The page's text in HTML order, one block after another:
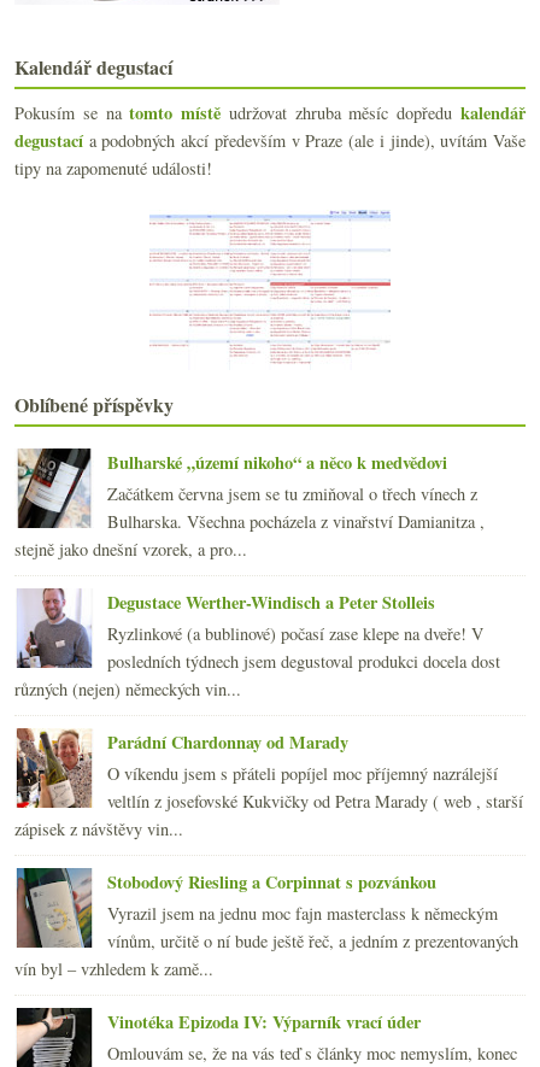
3x Barolo od Boschetti Gomba
Nestarcův Troublemaker a nový ročník Favereau
►ledna(21)
► (239)
► (239)
►2012(254)
►2010(249)
►2009(249)
►2008(270)
►2007(108)
Kalendář degustací
Pokusím se natomto místě udržovat zhruba měsíc dopředukalendář
degustacía podobných akcí především v Praze (ale i jinde), uvítám Vaše
tipy na zapomenuté události!
Oblíbené příspěvky
Bulharské „území nikoho“ a něco k medvědovi
Začátkem června jsem se tu zmiňoval o třech vínech z
Bulharska. Všechna pocházela z vinařství Damianitza ,
stejně jako dnešní vzorek, a pro...
Degustace Werther-Windisch a Peter Stolleis
Ryzlinkové (a bublinové) počasí zase klepe na dveře! V
posledních týdnech jsem degustoval produkci docela dost
různých (nejen) německých vin...
Parádní Chardonnay od Marady
O víkendu jsem s přáteli popíjel moc příjemný nazrálejší
veltlín z josefovské Kukvičky od Petra Marady ( web , starší
zápisek z návštěvy vin...
Stobodový Riesling a Corpinnat s pozvánkou
Vyrazil jsem na jednu moc fajn masterclass k německým
vínům, určitě o ní bude ještě řeč, a jedním z prezentovaných
vín byl – vzhledem k zamě...
Vinotéka Epizoda IV: Výparník vrací úder
Omlouvám se, že na vás teď s články moc nemyslím, konec